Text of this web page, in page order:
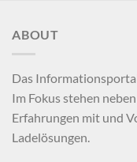
ABOUT
Das
Im Fokus stehen
Erfahrungen mit und
Ladelösungen.